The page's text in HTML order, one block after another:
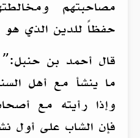
مصاحبتهم
حفظاً للدين الذي
قال أحمد بن حنبل:”
ما ينشأ مع أهل
وإذا رأيته مع
فإن الشاب على أول